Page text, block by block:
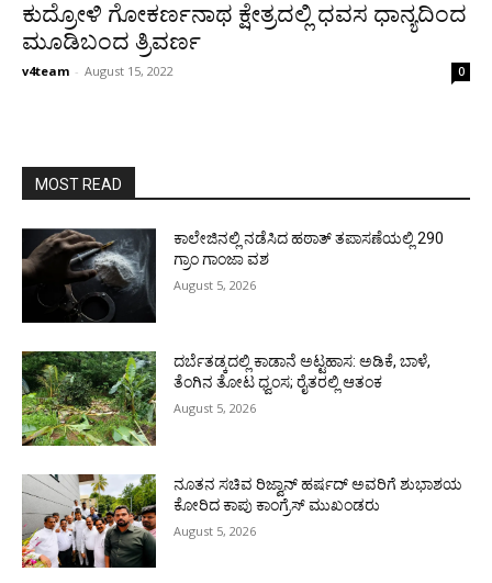
ಕುದ್ರೋಳಿ ಗೋಕರ್ಣನಾಥ ಕ್ಷೇತ್ರದಲ್ಲಿ ಧವಸ ಧಾನ್ಯದಿಂದ
ಮೂಡಿಬಂದ ತ್ರಿವರ್ಣ
v4team - August 15, 2022 0
MOST READ
ಕಾಲೇಜಿನಲ್ಲಿ ನಡೆಸಿದ ಹಠಾತ್ ತಪಾಸಣೆಯಲ್ಲಿ 290
ಗ್ರಾಂ ಗಾಂಜಾ ವಶ
August 5, 2026
ದರ್ಬೆತಡ್ಕದಲ್ಲಿ ಕಾಡಾನೆ ಅಟ್ಟಹಾಸ: ಅಡಿಕೆ, ಬಾಳೆ,
ತೆಂಗಿನ ತೋಟ ಧ್ವಂಸ; ರೈತರಲ್ಲಿ ಆತಂಕ
August 5, 2026
ನೂತನ ಸಚಿವ ರಿಜ್ವಾನ್ ಹರ್ಷದ್ ಅವರಿಗೆ ಶುಭಾಶಯ
ಕೋರಿದ ಕಾಪು ಕಾಂಗ್ರೆಸ್ ಮುಖಂಡರು
August 5, 2026